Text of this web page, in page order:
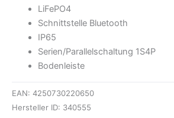
LiFePO4
Schnittstelle Bluetooth
IP65
Serien/Parallelschaltung 1S4P
Bodenleiste
EAN: 4250730220650
Hersteller ID: 340555